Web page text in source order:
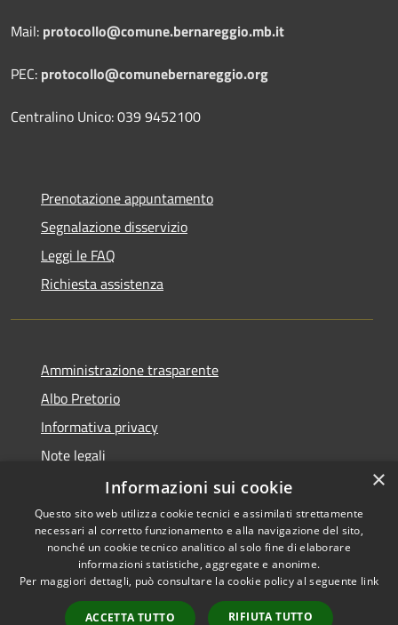
Mail: protocollo@comune.bernareggio.mb.it
PEC: protocollo@comunebernareggio.org
Centralino Unico: 039 9452100
Prenotazione appuntamento
Segnalazione disservizio
Leggi le FAQ
Richiesta assistenza
Amministrazione trasparente
Albo Pretorio
Informativa privacy
Note legali
Dichiarazione di accessibilità
RSS
Accessibilità
Copyright © 2026 • Comune di
Municipium• Accesso
×
Informazioni sui cookie
Questo sito web utilizza cookie tecnici e assimilati strettamente
necessari al corretto funzionamento e alla navigazione del sito,
nonché un cookie tecnico analitico al solo fine di elaborare
informazioni statistiche, aggregate e anonime.
Per maggiori dettagli, può consultare la cookie policy al seguente link
ACCETTA TUTTO RIFIUTA TUTTO